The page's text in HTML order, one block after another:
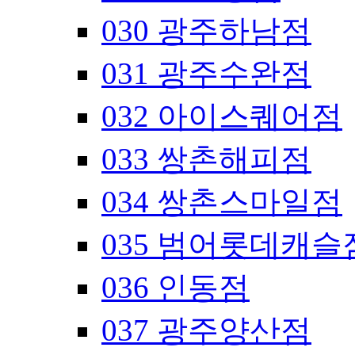
030 광주하남점
031 광주수완점
032 아이스퀘어점
033 쌍촌해피점
034 쌍촌스마일점
035 범어롯데캐슬
036 인동점
037 광주양산점